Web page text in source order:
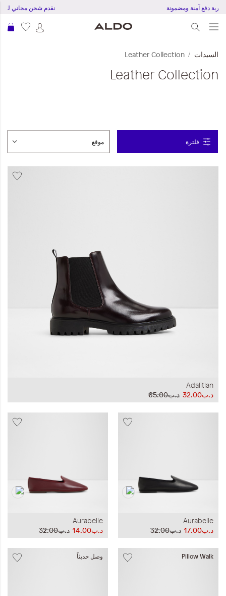
نقدم شحن مجاني تجربة دفع آمنة ومضمونة
إحياء الطراز الكلاسيكي
ملابس العمل
Leather Collection
إصدار السفر و الرحلات
السيدات Leather Collection
Leather Collection
فلترة
Adalitlan
د.ب65.00
د.ب32.00
Aurabelle
د.ب32.00
د.ب17.00
Aurabelle
د.ب32.00
د.ب14.00
Pillow Walk وصل حديثاً